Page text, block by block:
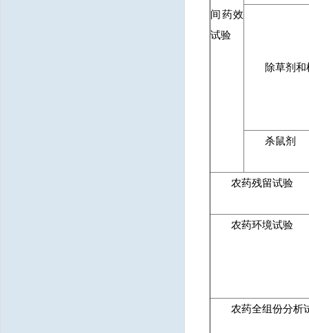
间药效
试验
除草剂
杀鼠剂
农药残留试验
农药环境试验
农药全组份分析